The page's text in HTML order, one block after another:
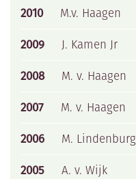
2010
M.v. Haagen
2009
J. Kamen Jr
2008
M. v. Haagen
2007
M. v. Haagen
2006
M. Lindenburg
2005
A. v. Wijk